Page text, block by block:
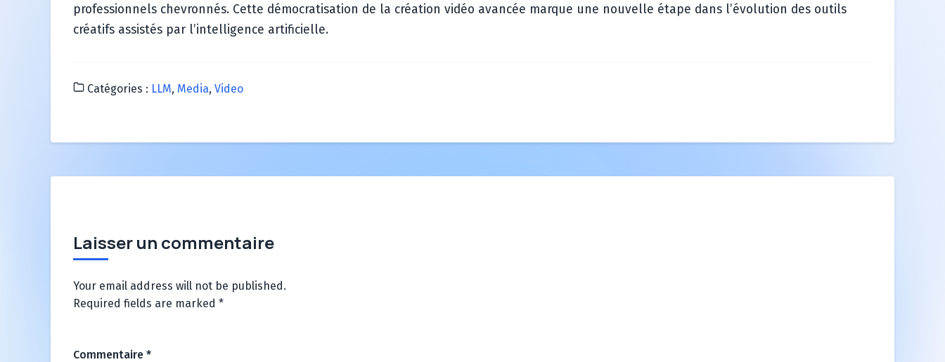
professionnels chevronnés. Cette démocratisation de la création vidéo avancée marque une nouvelle étape dans l’évolution des outils
créatifs assistés par l’intelligence artificielle.
Catégories : LLM, Media, Video
Laisser un commentaire
Your email address will not be published.
Required fields are marked *
Commentaire *